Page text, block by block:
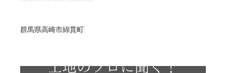
群馬県高崎市綿貫町